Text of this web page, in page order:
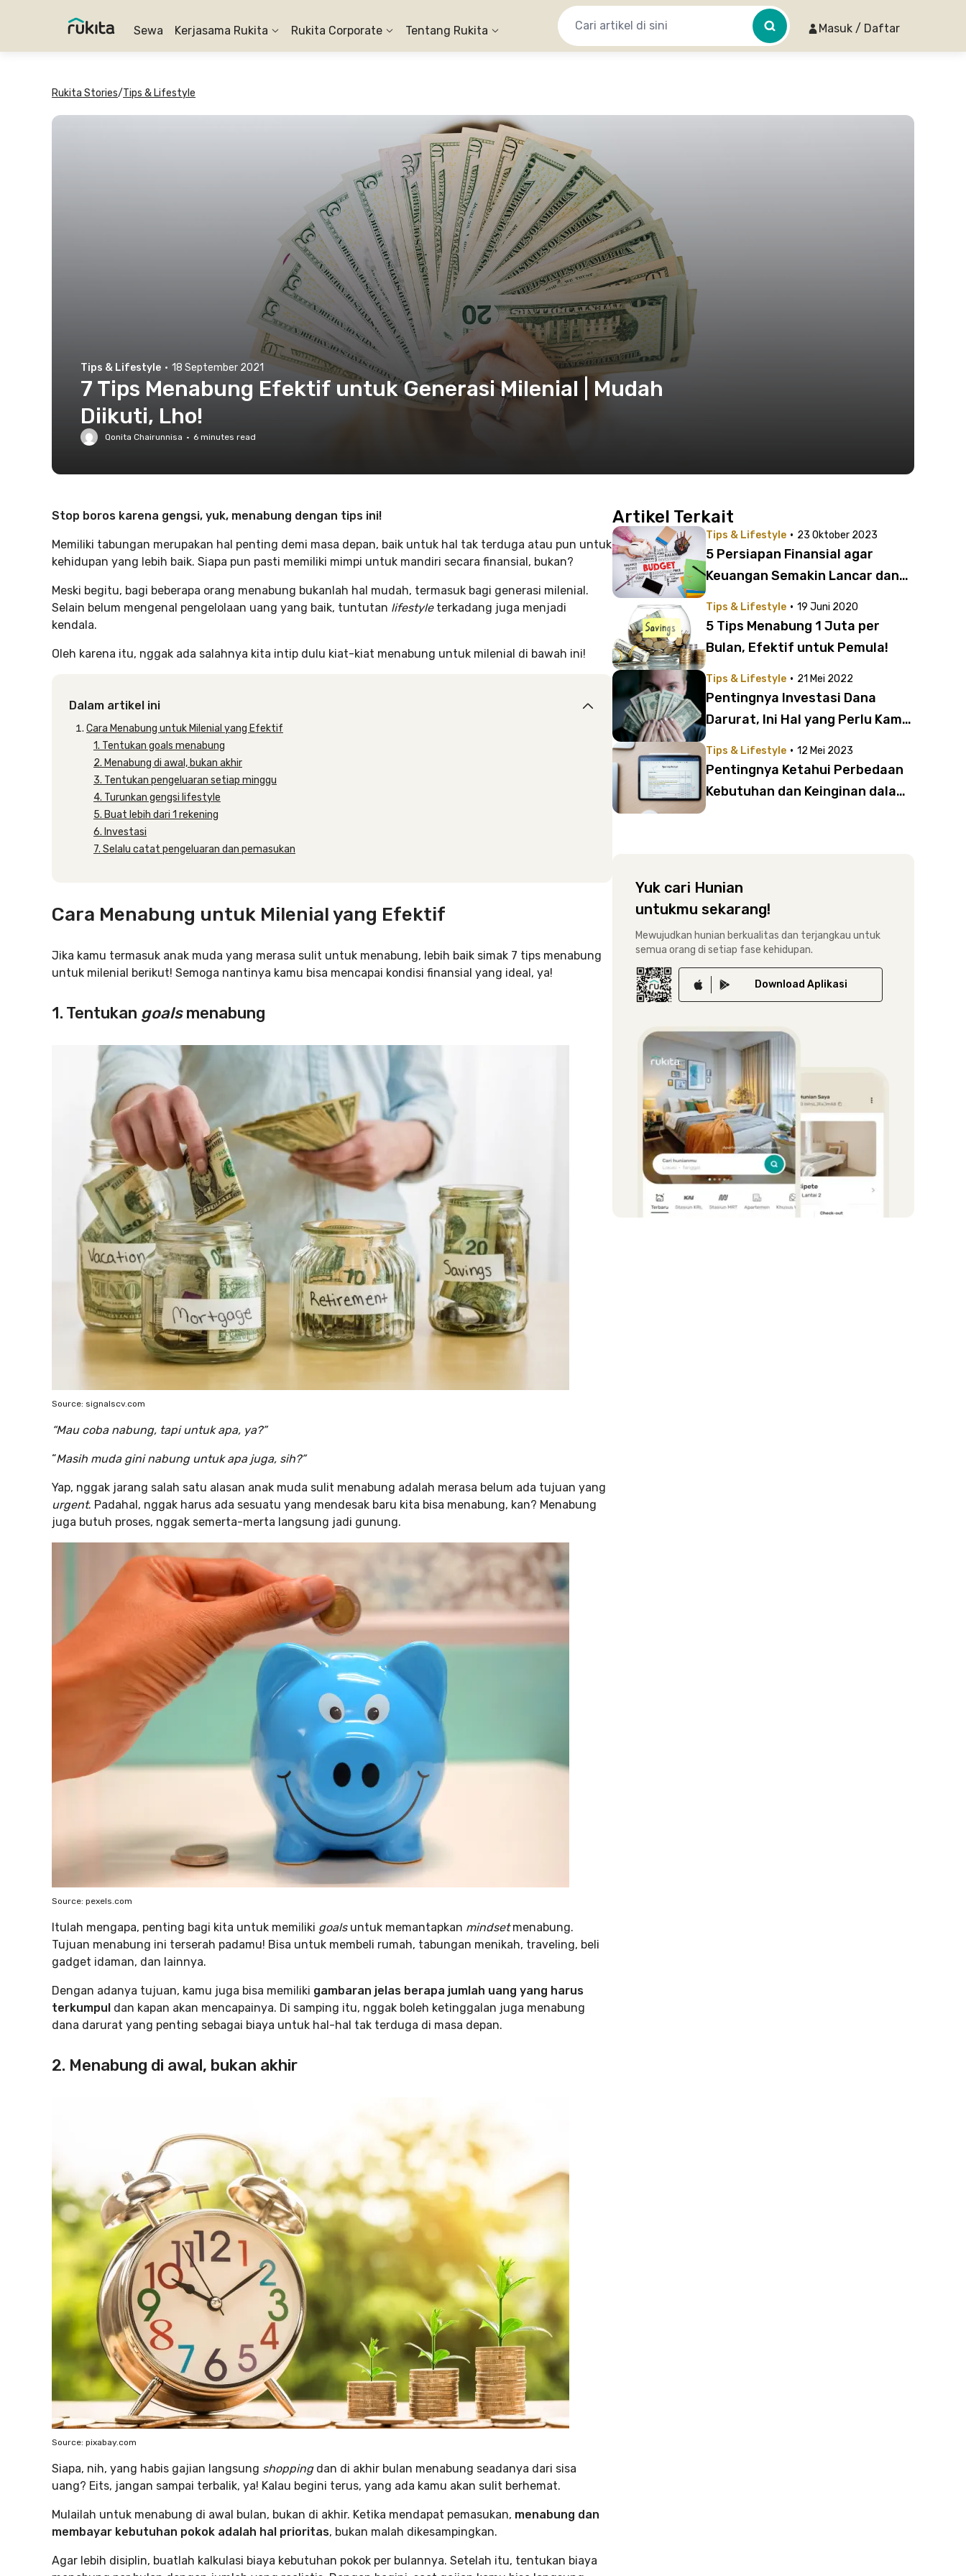
Sewa Kerjasama Rukita Rukita Corporate Tentang Rukita Masuk / Daftar
Rukita Stories/Tips & Lifestyle
Tips & Lifestyle · 18 September 2021
7 Tips Menabung Efektif untuk Generasi Milenial | Mudah
Diikuti, Lho!
Qonita Chairunnisa · 6 minutes read
Stop boros karena gengsi, yuk, menabung dengan tips ini!
Memiliki tabungan merupakan hal penting demi masa depan, baik untuk hal tak terduga atau pun untuk
kehidupan yang lebih baik. Siapa pun pasti memiliki mimpi untuk mandiri secara finansial, bukan?
Meski begitu, bagi beberapa orang menabung bukanlah hal mudah, termasuk bagi generasi milenial.
Selain belum mengenal pengelolaan uang yang baik, tuntutan lifestyle terkadang juga menjadi
kendala.
Oleh karena itu, nggak ada salahnya kita intip dulu kiat-kiat menabung untuk milenial di bawah ini!
Dalam artikel ini
Cara Menabung untuk Milenial yang Efektif
1. Tentukan goals menabung
2. Menabung di awal, bukan akhir
3. Tentukan pengeluaran setiap minggu
4. Turunkan gengsi lifestyle
5. Buat lebih dari 1 rekening
6. Investasi
7. Selalu catat pengeluaran dan pemasukan
Cara Menabung untuk Milenial yang Efektif
Jika kamu termasuk anak muda yang merasa sulit untuk menabung, lebih baik simak 7 tips menabung
untuk milenial berikut! Semoga nantinya kamu bisa mencapai kondisi finansial yang ideal, ya!
1. Tentukan goalsmenabung
Source: signalscv.com
“Mau coba nabung, tapi untuk apa, ya?”
“Masih muda gini nabung untuk apa juga, sih?”
Yap, nggak jarang salah satu alasan anak muda sulit menabung adalah merasa belum ada tujuan yang
urgent. Padahal, nggak harus ada sesuatu yang mendesak baru kita bisa menabung, kan? Menabung
juga butuh proses, nggak semerta-merta langsung jadi gunung.
Source: pexels.com
Itulah mengapa, penting bagi kita untuk memiliki goals untuk memantapkan mindsetmenabung.
Tujuan menabung ini terserah padamu! Bisa untuk membeli rumah, tabungan menikah, traveling, beli
gadget idaman, dan lainnya.
Dengan adanya tujuan, kamu juga bisa memiliki gambaran jelas berapa jumlah uang yang harus
terkumpul dan kapan akan mencapainya. Di samping itu, nggak boleh ketinggalan juga menabung
dana darurat yang penting sebagai biaya untuk hal-hal tak terduga di masa depan.
2. Menabung di awal, bukan akhir
Source: pixabay.com
Siapa, nih, yang habis gajian langsung shopping dan di akhir bulan menabung seadanya dari sisa
uang? Eits, jangan sampai terbalik, ya! Kalau begini terus, yang ada kamu akan sulit berhemat.
Mulailah untuk menabung di awal bulan, bukan di akhir. Ketika mendapat pemasukan, menabung dan
membayar kebutuhan pokok adalah hal prioritas, bukan malah dikesampingkan.
Agar lebih disiplin, buatlah kalkulasi biaya kebutuhan pokok per bulannya. Setelah itu, tentukan biaya
Artikel Terkait
Tips & Lifestyle · 23 Oktober 2023
5 Persiapan Finansial agar
Keuangan Semakin Lancar dan
Tips & Lifestyle · 19 Juni 2020
5 Tips Menabung 1 Juta per
Bulan, Efektif untuk Pemula!
Tips & Lifestyle · 21 Mei 2022
Pentingnya Investasi Dana
Darurat, Ini Hal yang Perlu Kamu
Tips & Lifestyle · 12 Mei 2023
Pentingnya Ketahui Perbedaan
Kebutuhan dan Keinginan dalam
Yuk cari Hunian
untukmu sekarang!
Mewujudkan hunian berkualitas dan terjangkau untuk
semua orang di setiap fase kehidupan.
Download Aplikasi